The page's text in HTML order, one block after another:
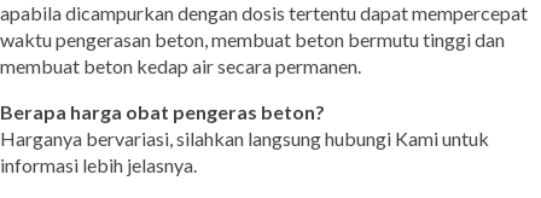
apabila dicampurkan dengan dosis tertentu dapat mempercepat
waktu pengerasan beton, membuat beton bermutu tinggi dan
membuat beton kedap air secara permanen.
Berapa harga obat pengeras beton?
Harganya bervariasi, silahkan langsung hubungi Kami untuk
informasi lebih jelasnya.